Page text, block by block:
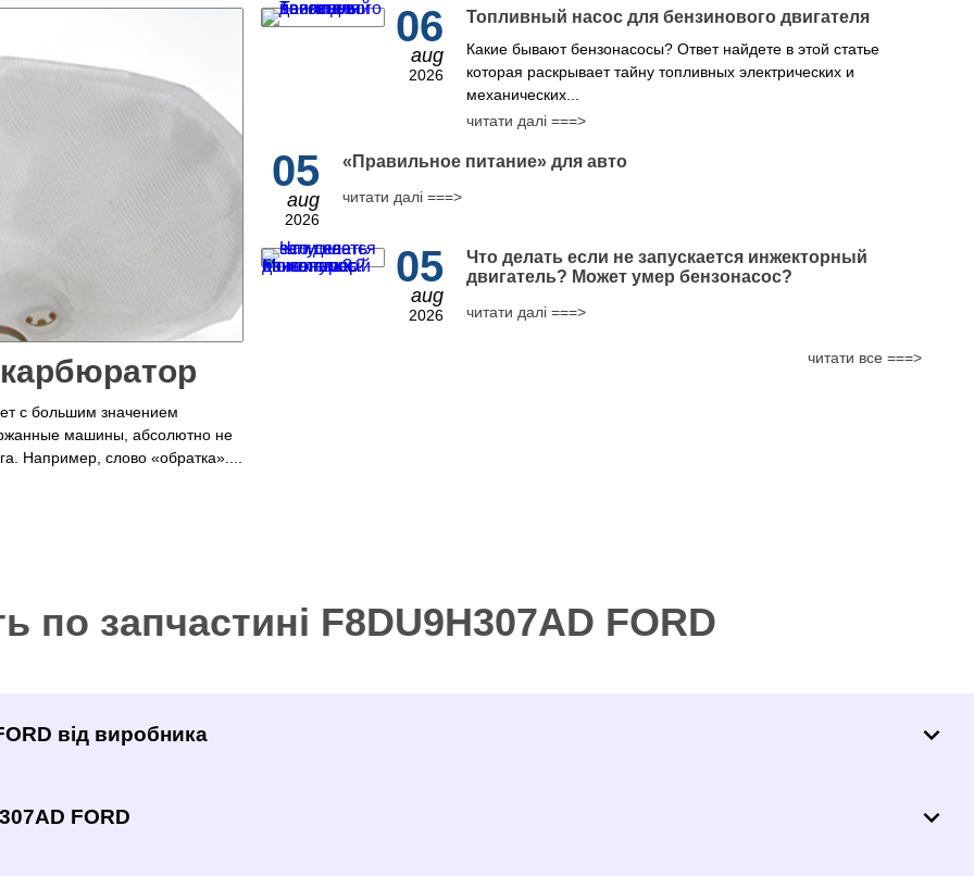
с большим значением
машины, абсолютно не
Например, слово «обратка»....
06
aug
2026
Топливный насос для бензинового двигателя
Какие бывают бензонасосы? Ответ найдете в этой статье
которая раскрывает тайну топливных электрических и
механических...
читати далі ===>
05
aug
2026
​«Правильное питание» для авто
читати далі ===>
05
aug
2026
Что делать если не запускается инжекторный
двигатель? Может умер бензонасос?
читати далі ===>
читати все ===>
по запчастині F8DU9H307AD FORD
від виробника
FORD